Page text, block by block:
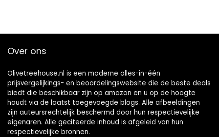
Over ons
Olivetreehouse.nl is een moderne alles-in-één
prijsvergelijkings- en beoordelingswebsite die de beste deals
biedt die beschikbaar zijn op amazon en u op de hoogte
houdt via de laatst toegevoegde blogs. Alle afbeeldingen
zijn auteursrechtelijk beschermd door hun respectievelijke
eigenaren. Alle geciteerde inhoud is afgeleid van hun
respectievelijke bronnen.